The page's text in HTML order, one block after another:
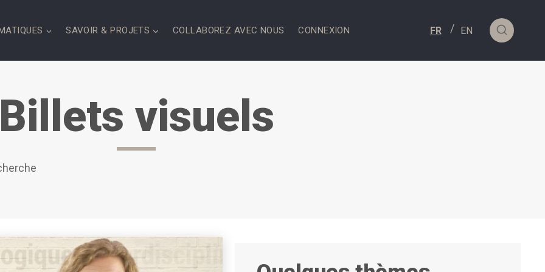
SAVOIR & PROJETS COLLABOREZ AVEC NOUS CONNEXION
Billets visuels